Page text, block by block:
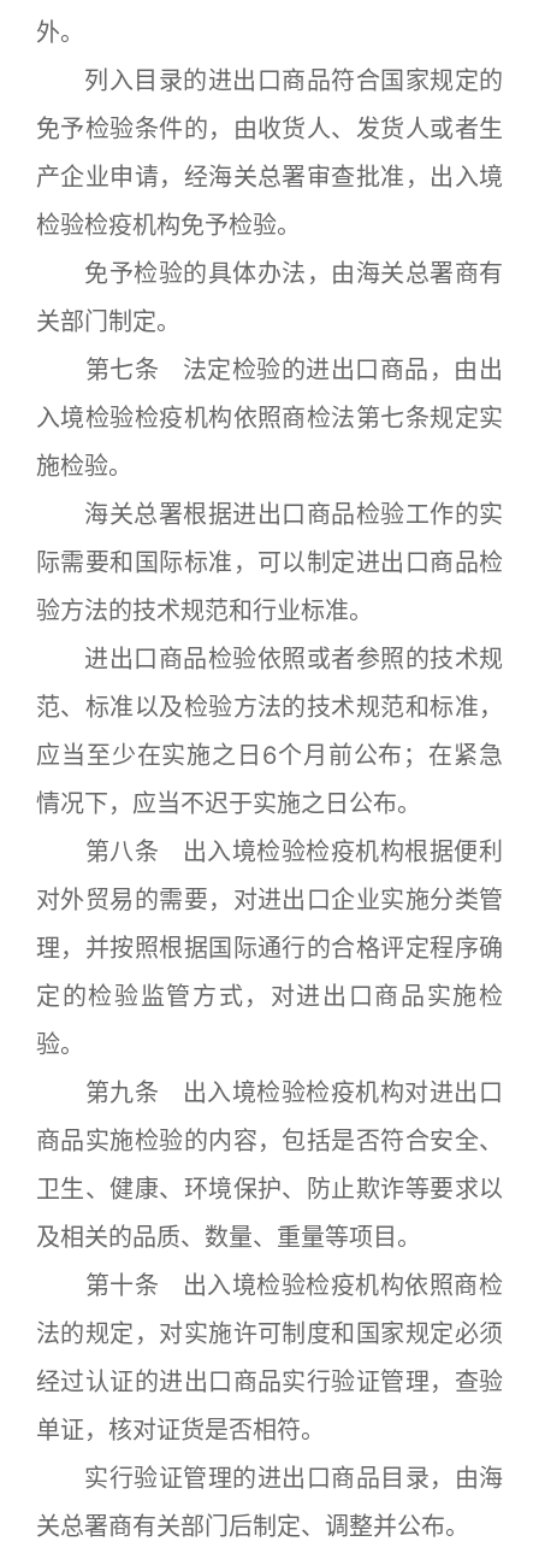
外。
列入目录的进出口商品符合国家规定的
免予检验条件的，由收货人、发货人或者生
产企业申请，经海关总署审查批准，出入境
检验检疫机构免予检验。
免予检验的具体办法，由海关总署商有
关部门制定。
第七条 法定检验的进出口商品，由出
入境检验检疫机构依照商检法第七条规定实
施检验。
海关总署根据进出口商品检验工作的实
际需要和国际标准，可以制定进出口商品检
验方法的技术规范和行业标准。
进出口商品检验依照或者参照的技术规
范、标准以及检验方法的技术规范和标准，
应当至少在实施之日6个月前公布；在紧急
情况下，应当不迟于实施之日公布。
第八条 出入境检验检疫机构根据便利
对外贸易的需要，对进出口企业实施分类管
理，并按照根据国际通行的合格评定程序确
定的检验监管方式，对进出口商品实施检
验。
第九条 出入境检验检疫机构对进出口
商品实施检验的内容，包括是否符合安全、
卫生、健康、环境保护、防止欺诈等要求以
及相关的品质、数量、重量等项目。
第十条 出入境检验检疫机构依照商检
法的规定，对实施许可制度和国家规定必须
经过认证的进出口商品实行验证管理，查验
单证，核对证货是否相符。
实行验证管理的进出口商品目录，由海
关总署商有关部门后制定、调整并公布。